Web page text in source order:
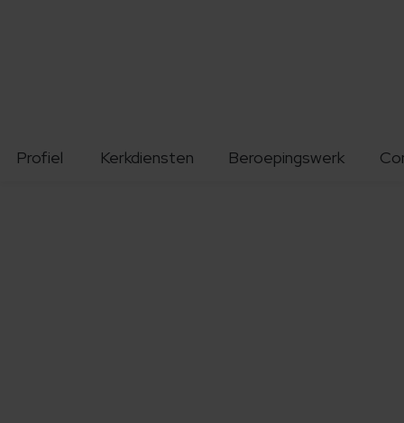
Profiel Kerkdiensten Beroepingswerk